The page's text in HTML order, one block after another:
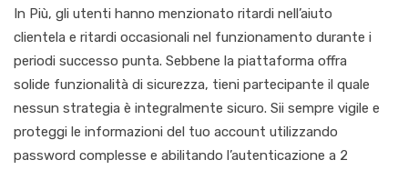
In Più, gli utenti hanno menzionato ritardi nell’aiuto
clientela e ritardi occasionali nel funzionamento durante i
periodi successo punta. Sebbene la piattaforma offra
solide funzionalità di sicurezza, tieni partecipante il quale
nessun strategia è integralmente sicuro. Sii sempre vigile e
proteggi le informazioni del tuo account utilizzando
password complesse e abilitando l’autenticazione a 2